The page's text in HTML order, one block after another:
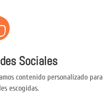
Sociales
contenido personalizado para
escogidas.